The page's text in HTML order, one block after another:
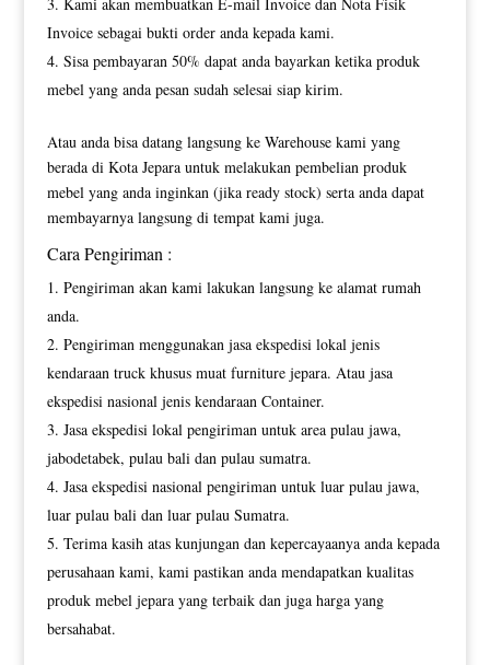
Invoice sebagai bukti order anda kepada kami.
Sisa pembayaran 50% dapat anda bayarkan ketika produk
mebel yang anda pesan sudah selesai siap kirim.
Atau anda bisa datang langsung ke Warehouse kami yang
berada di Kota Jepara untuk melakukan pembelian produk
mebel yang anda inginkan (jika ready stock) serta anda dapat
membayarnya langsung di tempat kami juga.
Cara Pengiriman :
Pengiriman akan kami lakukan langsung ke alamat rumah
anda.
Pengiriman menggunakan jasa ekspedisi lokal jenis
kendaraan truck khusus muat furniture jepara. Atau jasa
ekspedisi nasional jenis kendaraan Container.
Jasa ekspedisi lokal pengiriman untuk area pulau jawa,
jabodetabek, pulau bali dan pulau sumatra.
Jasa ekspedisi nasional pengiriman untuk luar pulau jawa,
luar pulau bali dan luar pulau Sumatra.
Terima kasih atas kunjungan dan kepercayaanya anda kepada
perusahaan kami, kami pastikan anda mendapatkan kualitas
produk mebel jepara yang terbaik dan juga harga yang
bersahabat.